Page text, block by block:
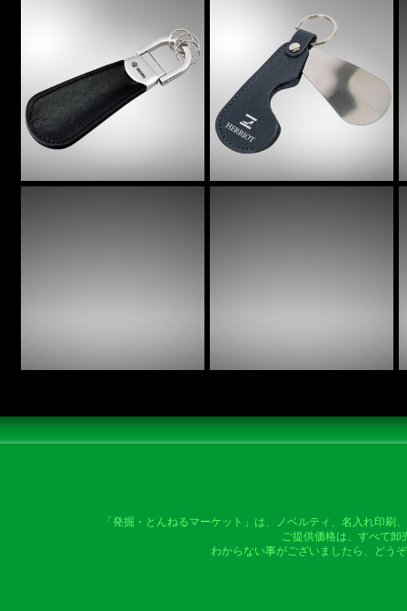
「発掘・とんねるマーケット」は、ノベルティ、名入れ印
ご提供価格は、すべて卸
わからない事がございましたら、どう